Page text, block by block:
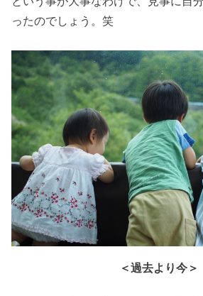
ったのでしょう。笑
＜過去より今＞